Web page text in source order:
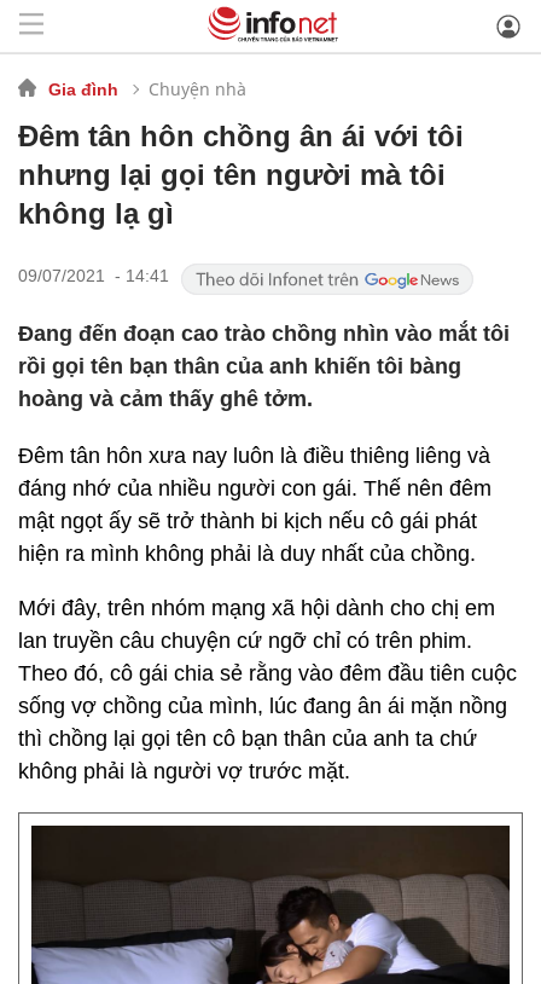
Gia đình Chuyện nhà
Đêm tân hôn chồng ân ái với tôi
nhưng lại gọi tên người mà tôi
không lạ gì
09/07/2021 - 14:41
Đang đến đoạn cao trào chồng nhìn vào mắt tôi
rồi gọi tên bạn thân của anh khiến tôi bàng
hoàng và cảm thấy ghê tởm.
Đêm tân hôn xưa nay luôn là điều thiêng liêng và
đáng nhớ của nhiều người con gái. Thế nên đêm
mật ngọt ấy sẽ trở thành bi kịch nếu cô gái phát
hiện ra mình không phải là duy nhất của chồng.
Mới đây, trên nhóm mạng xã hội dành cho chị em
lan truyền câu chuyện cứ ngỡ chỉ có trên phim.
Theo đó, cô gái chia sẻ rằng vào đêm đầu tiên cuộc
sống vợ chồng của mình, lúc đang ân ái mặn nồng
thì chồng lại gọi tên cô bạn thân của anh ta chứ
không phải là người vợ trước mặt.